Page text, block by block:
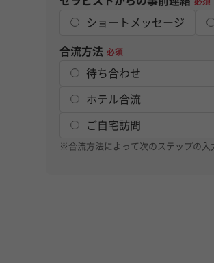
ショートメッセージ
合流方法 必須
待ち合わせ
ホテル合流
ご自宅訪問
※合流方法によって次のステップの入